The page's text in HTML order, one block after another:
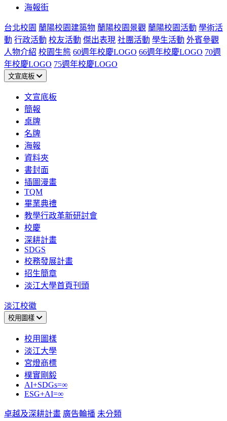
海報街
台北校園 蘭陽校園建築物 蘭陽校園景觀 蘭陽校園活動 學術活
動 行政活動 校友活動 傑出表現 社團活動 學生活動 外賓參觀
人物介紹 校園生態 60週年校慶LOGO 66週年校慶LOGO 70週
年校慶LOGO 75週年校慶LOGO
文宣底板
文宣底板
簡報
桌牌
名牌
海報
資料夾
書封面
插圖漫畫
TQM
畢業典禮
教學行政革新研討會
校慶
深耕計畫
SDGS
校務發展計畫
招生簡章
淡江大學首頁刊頭
淡江校徽
校用圖樣
校用圖樣
淡江大學
宮燈商標
樸實剛毅
AI+SDGs=∞
ESG+AI=∞
卓越及深耕計畫 廣告輪播 未分類